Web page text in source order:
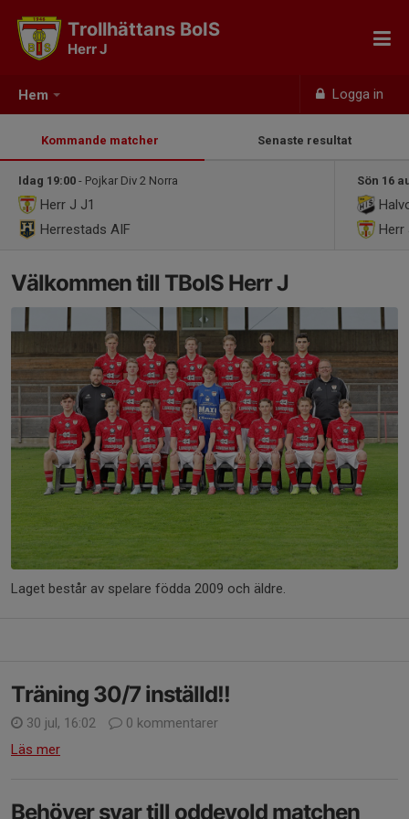
Hem Logga in
Trollhättans BoIS
Herr J
Kommande matcher Senaste resultat
Idag 19:00 - Pojkar Div 2 Norra
Herr J J1
Herrestads AIF
Sön 16
Välkommen till TBoIS Herr J
Laget består av spelare födda 2009 och äldre.
Träning 30/7 inställd!!
30 jul, 16:02
0 kommentarer
Läs mer
Behöver svar till oddevold matchen